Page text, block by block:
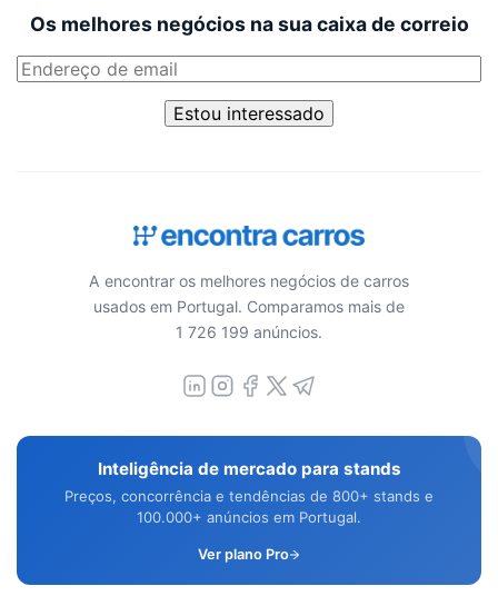
Os melhores negócios na sua caixa de correio
Estou interessado
A encontrar os melhores negócios de carros
usados em Portugal. Comparamos mais de
1 726 199 anúncios.
Inteligência de mercado para stands
Preços, concorrência e tendências de 800+ stands e
100.000+ anúncios em Portugal.
Ver plano Pro